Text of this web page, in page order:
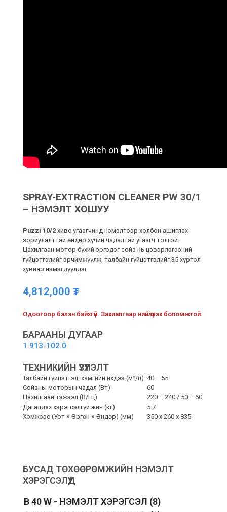
SPRAY-EXTRACTION CLEANER PW 30/1
– НЭМЭЛТ ХОШУУ
Puzzi 10/2хивс угаагчинд нэмэлтээр холбон ашиглах
зориулалттай өндөр хүчин чадалтай угаагч толгой.
Цахилгаан мотор бүхий эргэдэг сойз нь цэвэрлэгээний
гүйцэтгэлийг эрчимжүүлж, талбайн гүйцэтгэлийг 35 хүртэл
хувиар нэмэгдүүлдэг.
4,812,000 ₮
Одоогоор бэлэн байхгүй. Захиалгаар нийлүүлэх боломжтой.
БАРААНЫ ДУГААР
1.913-102.0
ТЕХНИКИЙН ҮЗҮҮЛЭЛТ
Талбайн гүйцэтгэл, хамгийн ихдээ (м²/ц) 40 – 55
Сойзны моторын чадал (Вт)
60
Цахилгаан тэжээл (В/Гц)
220 – 240 / 50 – 60
Дагалдах хэрэгсэлгүй жин (кг)
5.7
Хэмжээс (Урт × Өргөн × Өндөр) (мм)
350 x 260 x 835
БУСАД ТӨХӨӨРӨМЖИЙН НЭМЭЛТ
ХЭРЭГСЭЛҮҮД
B 40 W - НЭМЭЛТ ХЭРЭГСЭЛ (8)